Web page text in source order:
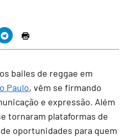
bailes de reggae em
Paulo, vêm se firmando
e expressão. Além
tornaram plataformas de
oportunidades para quem